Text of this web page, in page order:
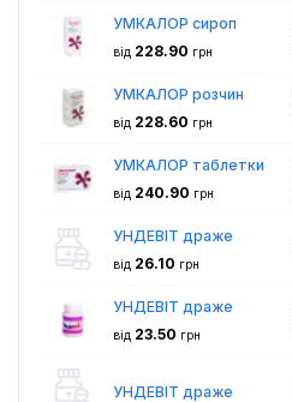
УМКАЛОР сироп
від 228.90 грн
УМКАЛОР розчин
від 228.60 грн
УМКАЛОР таблетки
від 240.90 грн
УНДЕВІТ драже
від 26.10 грн
УНДЕВІТ драже
від 23.50 грн
УНДЕВІТ драже